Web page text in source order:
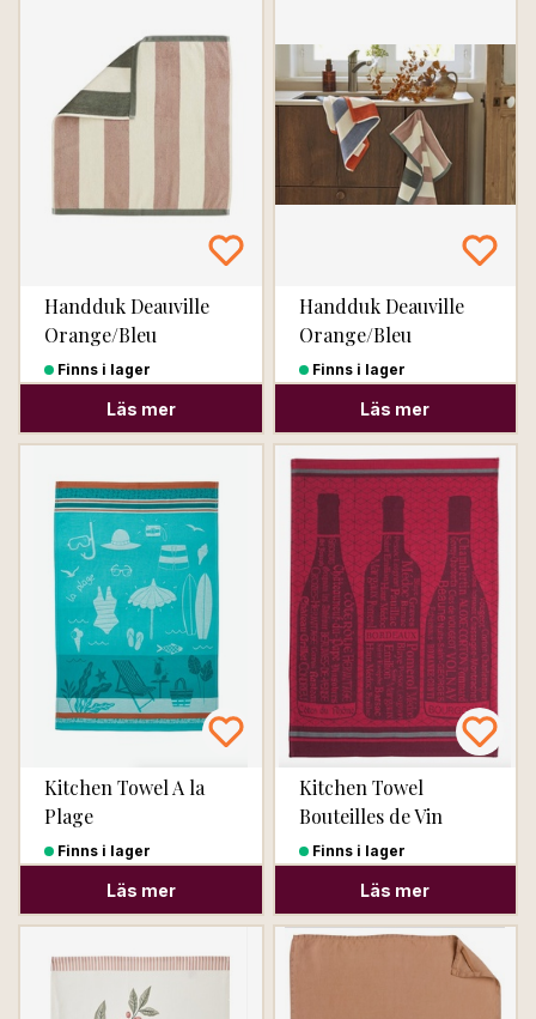
Handduk Deauville
Orange/Bleu
Finns i lager
Läs mer
Handduk Deauville
Orange/Bleu
Finns i lager
Läs mer
Kitchen Towel A la
Plage
Finns i lager
Läs mer
Kitchen Towel
Bouteilles de Vin
Finns i lager
Läs mer